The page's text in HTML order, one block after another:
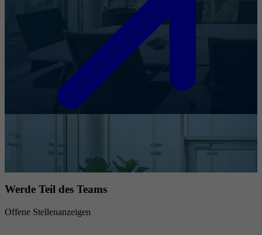
Werde Teil des Teams
Offene Stellenanzeigen